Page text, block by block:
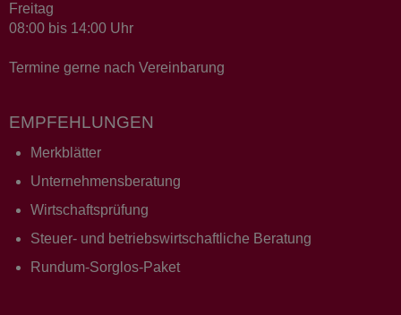
Freitag
08:00 bis 14:00 Uhr
Termine gerne nach Vereinbarung
EMPFEHLUNGEN
Merkblätter
Unternehmensberatung
Wirtschaftsprüfung
Steuer- und betriebswirtschaftliche Beratung
Rundum-Sorglos-Paket